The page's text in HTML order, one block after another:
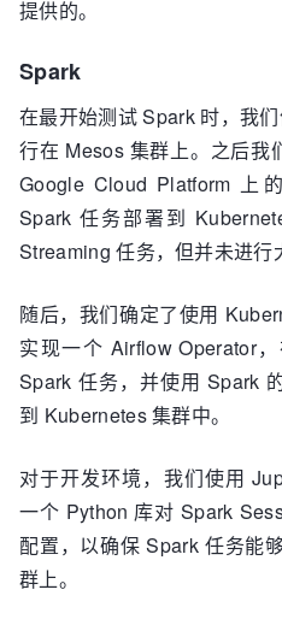
提供的。
Spark
在最开始测试 Spark 时，我
行在 Mesos 集群上。之后我
Google Cloud Platform 上
Spark 任务部署到
Streaming 任务，但并未进行
随后，我们确定了使用
实现一个 Airflow Operator
Spark 任务，并使用 Spark
到 Kubernetes 集群中。
对于开发环境，我们使用
一个 Python 库对 Spark
配置，以确保 Spark 任务能
群上。